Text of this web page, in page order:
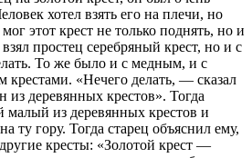
хотел взять его на плечи, но
этот крест не только поднять, но и
простец серебряный крест, но и с
То же было и с медным, и с
«Нечего делать, — сказал
деревянных крестов». Тогда
малый из деревянных крестов и
ту гору. Тогда старец объяснил ему,
кресты: «Золотой крест —